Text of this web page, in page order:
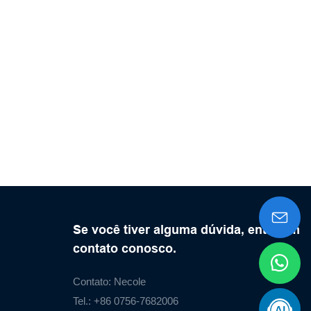
Se você tiver alguma dúvida, entre em
contato conosco.
Contato: Necole
Tel.: +86 0756-7682006